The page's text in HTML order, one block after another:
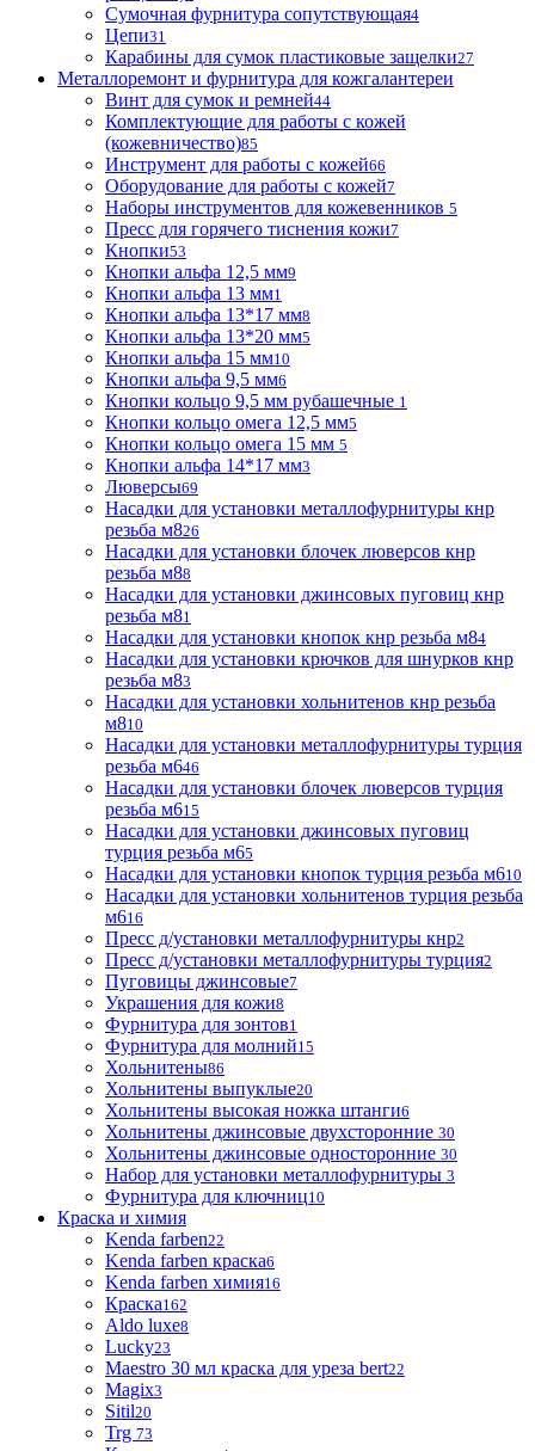
Сумочная фурнитура сопутствующая4
Цепи31
Карабины для сумок пластиковые защелки27
Металлоремонт и фурнитура для кожгалантереи
Винт для сумок и ремней44
Комплектующие для работы с кожей
(кожевничество)85
Инструмент для работы с кожей66
Оборудование для работы с кожей7
Наборы инструментов для кожевенников 5
Пресс для горячего тиснения кожи7
Кнопки53
Кнопки альфа 12,5 мм9
Кнопки альфа 13 мм1
Кнопки альфа 13*17 мм8
Кнопки альфа 13*20 мм5
Кнопки альфа 15 мм10
Кнопки альфа 9,5 мм6
Кнопки кольцо 9,5 мм рубашечные 1
Кнопки кольцо омега 12,5 мм5
Кнопки кольцо омега 15 мм 5
Кнопки альфа 14*17 мм3
Люверсы69
Насадки для установки металлофурнитуры кнр
резьба м826
Насадки для установки блочек люверсов кнр
резьба м88
Насадки для установки джинсовых пуговиц кнр
резьба м81
Насадки для установки кнопок кнр резьба м84
Насадки для установки крючков для шнурков кнр
резьба м83
Насадки для установки хольнитенов кнр резьба
м810
Насадки для установки металлофурнитуры турция
резьба м646
Насадки для установки блочек люверсов турция
резьба м615
Насадки для установки джинсовых пуговиц
турция резьба м65
Насадки для установки кнопок турция резьба м610
Насадки для установки хольнитенов турция резьба
м616
Пресс д/установки металлофурнитуры кнр2
Пресс д/установки металлофурнитуры турция2
Пуговицы джинсовые7
Украшения для кожи8
Фурнитура для зонтов1
Фурнитура для молний15
Хольнитены86
Хольнитены выпуклые20
Хольнитены высокая ножка штанги6
Хольнитены джинсовые двухсторонние 30
Хольнитены джинсовые односторонние 30
Набор для установки металлофурнитуры 3
Фурнитура для ключниц10
Краска и химия
Kenda farben22
Kenda farben краска6
Kenda farben химия16
Краска162
Aldo luxe8
Lucky23
Maestro 30 мл краска для уреза bert22
Magix3
Sitil20
Trg 73